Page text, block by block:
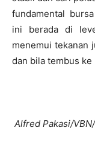
fundamental
ini berada di
menemui tekanan
dan bila tembus ke
Alfred Pakasi/